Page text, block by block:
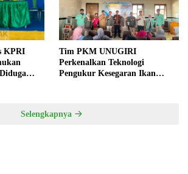
KPRI
Tim PKM UNUGIRI
Perkenalkan Teknologi
Pengukur Kesegaran Ikan
Selengkapnya